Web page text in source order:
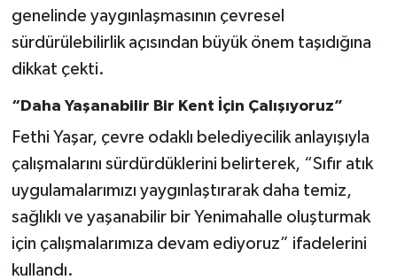
genelinde yaygınlaşmasının çevresel
sürdürülebilirlik açısından büyük önem taşıdığına
dikkat çekti.
“Daha Yaşanabilir Bir Kent İçin Çalışıyoruz”
Fethi Yaşar, çevre odaklı belediyecilik anlayışıyla
çalışmalarını sürdürdüklerini belirterek, “Sıfır atık
uygulamalarımızı yaygınlaştırarak daha temiz,
sağlıklı ve yaşanabilir bir Yenimahalle oluşturmak
için çalışmalarımıza devam ediyoruz” ifadelerini
kullandı.